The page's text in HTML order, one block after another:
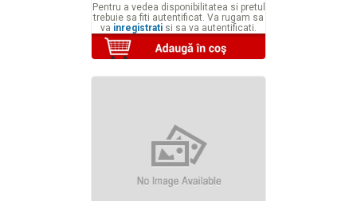
Pentru a vedea disponibilitatea si pretul
trebuie sa fiti autentificat. Va rugam sa
va inregistrati si sa va autentificati.